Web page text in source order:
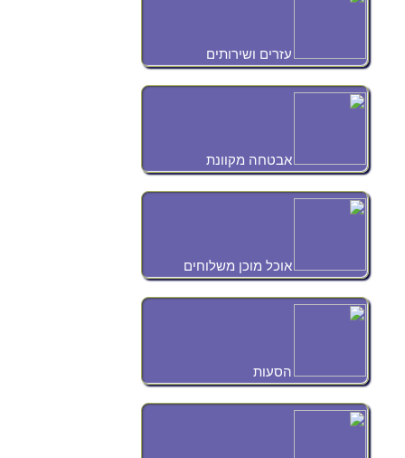
עזרים ושירותים
אבטחה מקוונת
אוכל מוכן משלוחים
הסעות